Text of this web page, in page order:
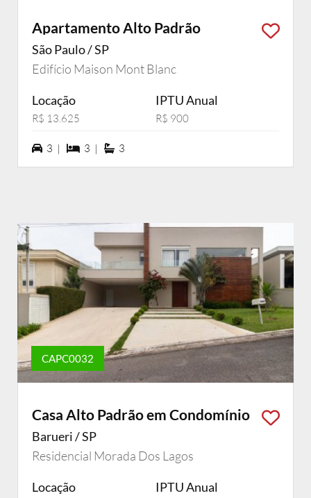
Apartamento Alto Padrão
São Paulo / SP
Edifício Maison Mont Blanc
Locação
R$ 13.625
IPTU Anual
R$ 900
3 vagas na garagem
3 | 3 dormiórios
3 | 3 suítes
3
CAPC0032
Casa Alto Padrão em Condomínio
Barueri / SP
Residencial Morada Dos Lagos
Locação IPTU Anual